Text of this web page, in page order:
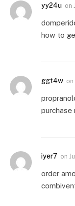
yy24u on
how to
ggt4w on
purchase
iyer7 on
order